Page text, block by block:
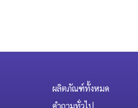
ผลิตภัณฑ์ทั้งหมด
คำถามทั่วไป